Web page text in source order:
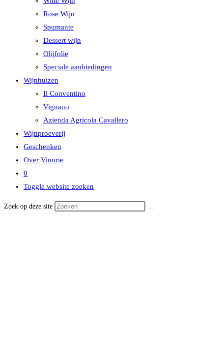
Rose Wijn
Spumante
Dessert wijn
Olijfolie
Speciale aanbiedingen
Wijnhuizen
Il Conventino
Vignano
Azienda Agricola Cavallero
Wijnproeverij
Geschenken
Over Vinorie
0
Toggle website zoeken
Zoek op deze site